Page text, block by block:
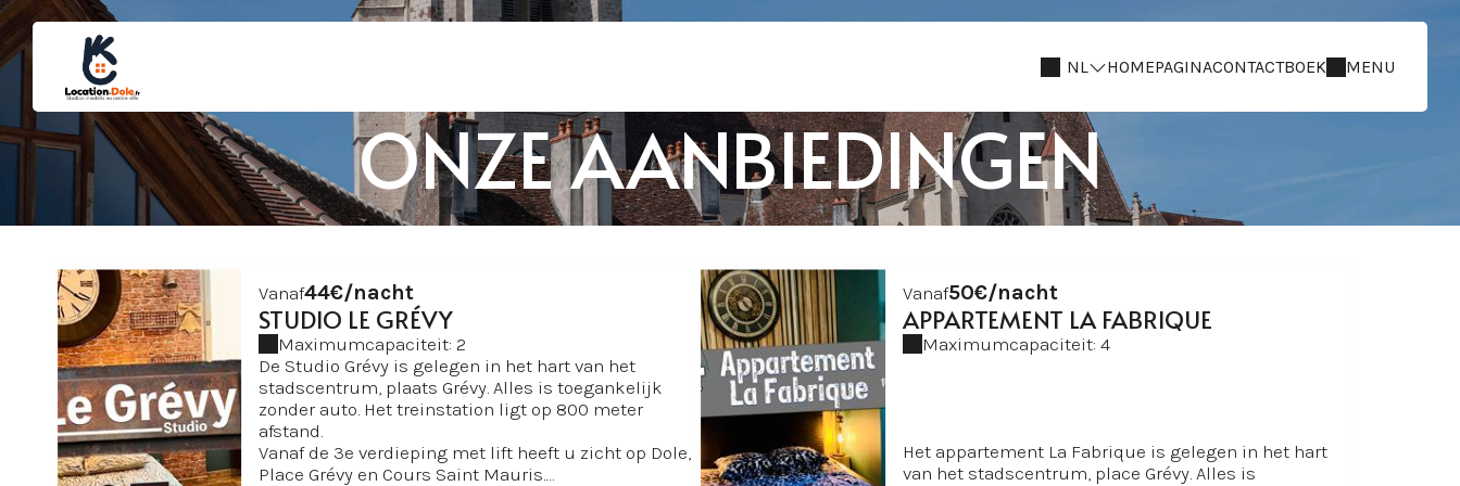
NL HOMEPAGINACONTACTBOEK MENU
ONZE AANBIEDINGEN
Vanaf44€/nacht
STUDIO LE GRÉVY
Maximumcapaciteit: 2
De Studio Grévy is gelegen in het hart van het
stadscentrum, plaats Grévy. Alles is toegankelijk
zonder auto. Het treinstation ligt op 800 meter
afstand.
Vanaf de 3e verdieping met lift heeft u zicht op Dole,
Place Grévy en Cours Saint Mauris.
Vanaf50€/nacht
APPARTEMENT LA FABRIQUE
Maximumcapaciteit: 4
Het appartement La Fabrique is gelegen in het hart
van het stadscentrum, place Grévy. Alles is